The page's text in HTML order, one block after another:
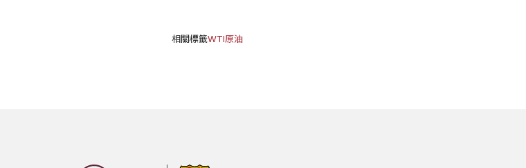
相關標籤WTI原油